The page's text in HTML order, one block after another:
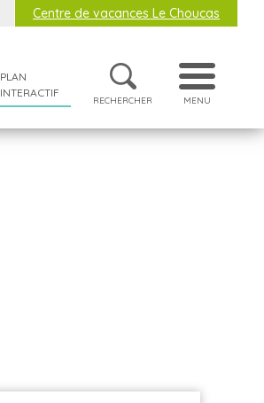
Centre de vacances Le Choucas
PLAN
INTERACTIF
RECHERCHER MENU